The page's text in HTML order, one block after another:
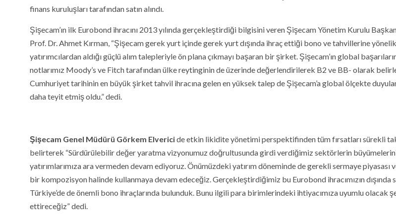
finans kuruluşları tarafından satın alındı.
Şişecam’ın ilk Eurobond ihracını 2013 yılında gerçekleştirdiği bilgisini veren Şişecam Yönetim Kurulu
Prof. Dr. Ahmet Kırman, “Şişecam gerek yurt içinde gerek yurt dışında ihraç ettiği bono ve tahvillerine
yatırımcılardan aldığı güçlü alım talepleriyle ön plana çıkmayı başaran bir şirket. Şişecam’ın global
notlarımız Moody’s ve Fitch tarafından ülke reytinginin de üzerinde değerlendirilerek B2 ve BB- olarak
Cumhuriyet tarihinin en büyük şirket tahvil ihracına gelen en yüksek talep de Şişecam’a global ölçekte
daha teyit etmiş oldu.” dedi.
Şişecam Genel Müdürü Görkem Elvericide etkin likidite yönetimi perspektifinden tüm fırsatları sürekli
belirterek “Sürdürülebilir değer yaratma vizyonumuz doğrultusunda girdi verdiğimiz sektörlerin
yatırımlarımıza ara vermeden devam ediyoruz. Önümüzdeki yatırım döneminde de gerekli sermaye piyasası
bir kompozisyon halinde kullanmaya devam edeceğiz. Gerçekleştirdiğimiz bu Eurobond ihracımızın dışında
Türkiye’de de önemli bono ihraçlarında bulunduk. Bunu ilgili para birimlerindeki ihtiyacımıza uyumlu olacak
ettireceğiz” dedi.